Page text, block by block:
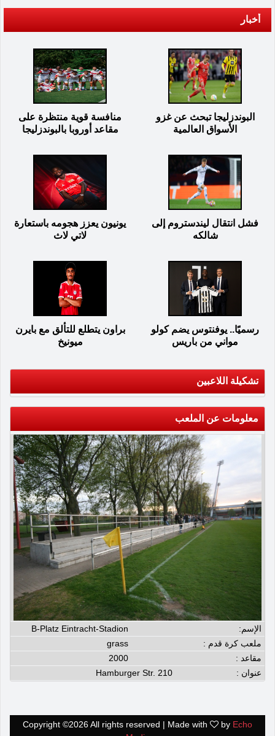
أخبار
البوندزليجا تبحث عن غزو
الأسواق العالمية
منافسة قوية منتظرة على
مقاعد أوروبا بالبوندزليجا
فشل انتقال ليندستروم إلى
شالكه
يونيون يعزز هجومه باستعارة
لاتي لاث
رسميًا.. يوفنتوس يضم كولو
مواني من باريس
براون يتطلع للتألق مع بايرن
ميونيخ
تشكيلة اللاعبين
معلومات عن الملعب
الإسم:
B-Platz Eintracht-Stadion
ملعب كرة قدم :
grass
مقاعد :
2000
عنوان :
Hamburger Str. 210
Copyright ©2026 All rights reserved | Made with by Echo